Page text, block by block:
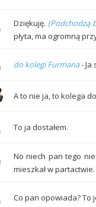
Dziękuję. (Podchodzą
płyta, ma ogromną
do kolegi Furmana- Ja
A to nie ja, to kolega
To ja dostałem.
No niech pan tego
mieszkał w partactwie.
Co pan opowiada? To